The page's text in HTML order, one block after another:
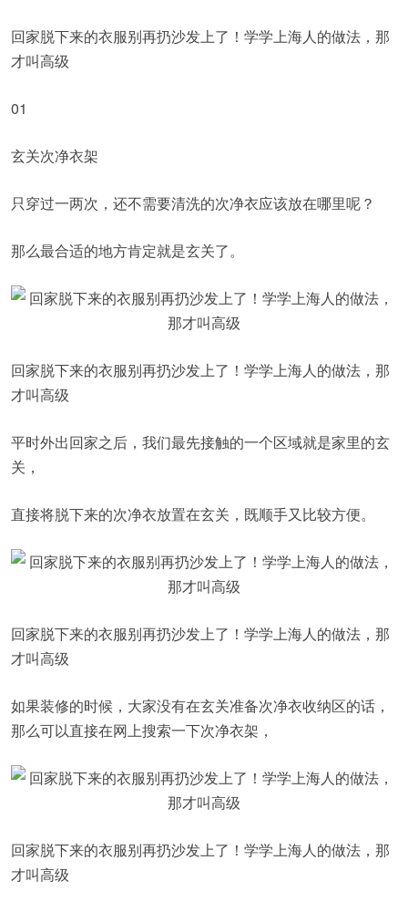
回家脱下来的衣服别再扔沙发上了！学学上海人的做法，那
才叫高级
01
玄关次净衣架
只穿过一两次，还不需要清洗的次净衣应该放在哪里呢？
那么最合适的地方肯定就是玄关了。
回家脱下来的衣服别再扔沙发上了！学学上海人的做法，那
才叫高级
平时外出回家之后，我们最先接触的一个区域就是家里的玄
关，
直接将脱下来的次净衣放置在玄关，既顺手又比较方便。
回家脱下来的衣服别再扔沙发上了！学学上海人的做法，那
才叫高级
如果装修的时候，大家没有在玄关准备次净衣收纳区的话，
那么可以直接在网上搜索一下次净衣架，
回家脱下来的衣服别再扔沙发上了！学学上海人的做法，那
才叫高级